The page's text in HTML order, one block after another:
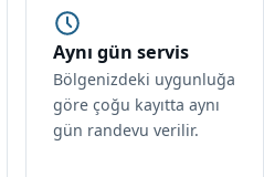
Aynı gün servis
Bölgenizdeki uygunluğa
göre çoğu kayıtta aynı
gün randevu verilir.